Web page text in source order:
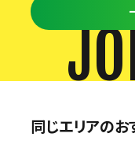
同じエリアのお